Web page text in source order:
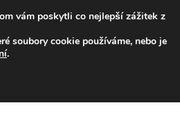
od 139,-Kč
9-16 704 494 494
vám poskytli co nejlepší zážitek z
soubory cookie používáme, nebo je
.